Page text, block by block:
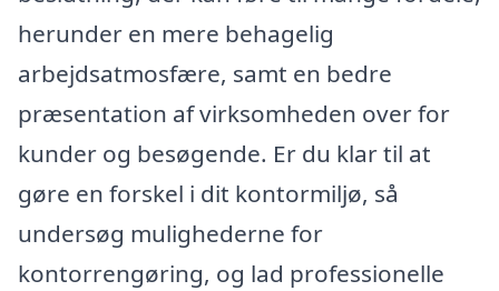
herunder en mere behagelig
arbejdsatmosfære, samt en bedre
præsentation af virksomheden over for
kunder og besøgende. Er du klar til at
gøre en forskel i dit kontormiljø, så
undersøg mulighederne for
kontorrengøring, og lad professionelle